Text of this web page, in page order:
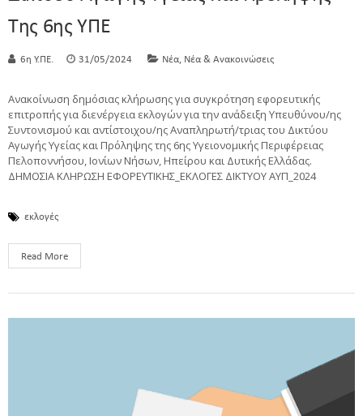
Της 6ης ΥΠΕ
6η Υ.ΠΕ. 31/05/2024 Νέα, Νέα & Ανακοινώσεις
Ανακοίνωση δημόσιας κλήρωσης για συγκρότηση εφορευτικής
επιτροπής για διενέργεια εκλογών για την ανάδειξη Υπευθύνου/ης
Συντονισμού και αντίστοιχου/ης Αναπληρωτή/τριας του Δικτύου
Αγωγής Υγείας και Πρόληψης της 6ης Υγειονομικής Περιφέρειας
Πελοποννήσου, Ιονίων Νήσων, Ηπείρου και Δυτικής Ελλάδας.
ΔΗΜΟΣΙΑ ΚΛΗΡΩΣΗ ΕΦΟΡΕΥΤΙΚΗΣ_ΕΚΛΟΓΕΣ ΔΙΚΤΥΟΥ ΑΥΠ_2024
εκλογές
Read More